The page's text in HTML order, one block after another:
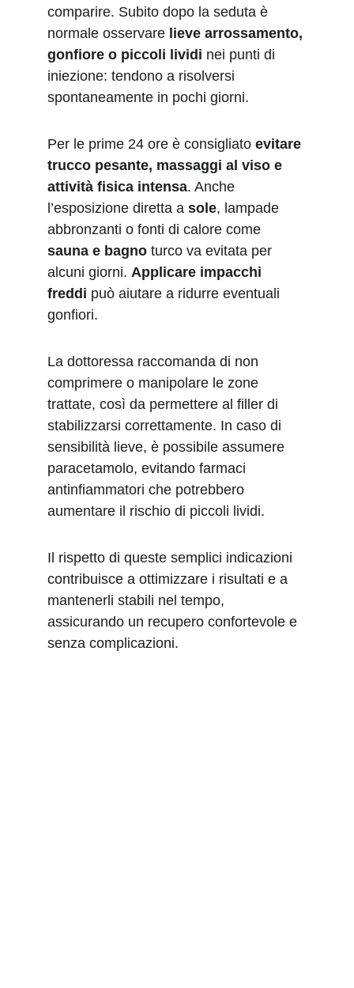
comparire. Subito dopo la seduta è
normale osservare lieve arrossamento,
gonfiore o piccoli lividi nei punti di
iniezione: tendono a risolversi
spontaneamente in pochi giorni.
Per le prime 24 ore è consigliato evitare
trucco pesante, massaggi al viso e
attività fisica intensa. Anche
l’esposizione diretta a sole, lampade
abbronzanti o fonti di calore come
sauna e bagno turco va evitata per
alcuni giorni. Applicare impacchi
freddi può aiutare a ridurre eventuali
gonfiori.
La dottoressa raccomanda di non
comprimere o manipolare le zone
trattate, così da permettere al filler di
stabilizzarsi correttamente. In caso di
sensibilità lieve, è possibile assumere
paracetamolo, evitando farmaci
antinfiammatori che potrebbero
aumentare il rischio di piccoli lividi.
Il rispetto di queste semplici indicazioni
contribuisce a ottimizzare i risultati e a
mantenerli stabili nel tempo,
assicurando un recupero confortevole e
senza complicazioni.